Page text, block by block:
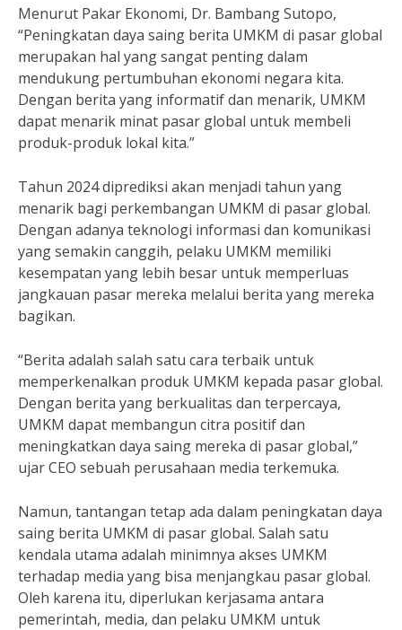
Menurut Pakar Ekonomi, Dr. Bambang Sutopo,
“Peningkatan daya saing berita UMKM di pasar global
merupakan hal yang sangat penting dalam
mendukung pertumbuhan ekonomi negara kita.
Dengan berita yang informatif dan menarik, UMKM
dapat menarik minat pasar global untuk membeli
produk-produk lokal kita.”
Tahun 2024 diprediksi akan menjadi tahun yang
menarik bagi perkembangan UMKM di pasar global.
Dengan adanya teknologi informasi dan komunikasi
yang semakin canggih, pelaku UMKM memiliki
kesempatan yang lebih besar untuk memperluas
jangkauan pasar mereka melalui berita yang mereka
bagikan.
“Berita adalah salah satu cara terbaik untuk
memperkenalkan produk UMKM kepada pasar global.
Dengan berita yang berkualitas dan terpercaya,
UMKM dapat membangun citra positif dan
meningkatkan daya saing mereka di pasar global,”
ujar CEO sebuah perusahaan media terkemuka.
Namun, tantangan tetap ada dalam peningkatan daya
saing berita UMKM di pasar global. Salah satu
kendala utama adalah minimnya akses UMKM
terhadap media yang bisa menjangkau pasar global.
Oleh karena itu, diperlukan kerjasama antara
pemerintah, media, dan pelaku UMKM untuk